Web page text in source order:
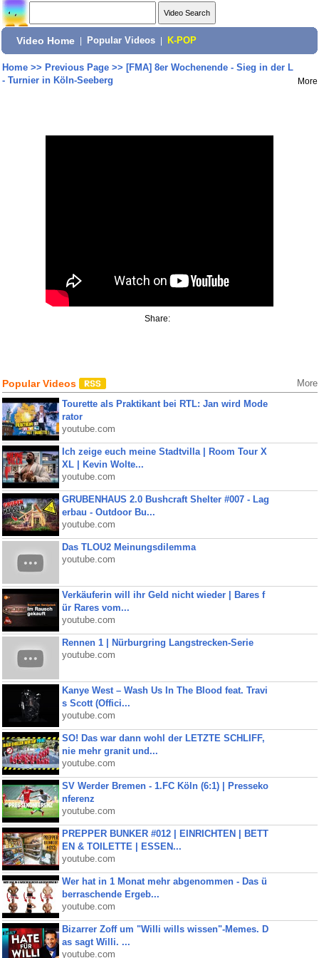
Video Home Popular Videos K-POP
Home>> Previous Page>> [FMA] 8er Wochenende - Sieg in der L
- Turnier in Köln-Seeberg
More
Share:
Popular Videos More
Tourette als Praktikant bei RTL: Jan wird Mode
rator
youtube.com
Ich zeige euch meine Stadtvilla | Room Tour X
XL | Kevin Wolte...
youtube.com
GRUBENHAUS 2.0 Bushcraft Shelter #007 - Lag
erbau - Outdoor Bu...
youtube.com
Das TLOU2 Meinungsdilemma
youtube.com
Verkäuferin will ihr Geld nicht wieder | Bares f
ür Rares vom...
youtube.com
Rennen 1 | Nürburgring Langstrecken-Serie
youtube.com
Kanye West – Wash Us In The Blood feat. Travi
s Scott (Offici...
youtube.com
SO! Das war dann wohl der LETZTE SCHLIFF,
nie mehr granit und...
youtube.com
SV Werder Bremen - 1.FC Köln (6:1) | Presseko
nferenz
youtube.com
PREPPER BUNKER #012 | EINRICHTEN | BETT
EN & TOILETTE | ESSEN...
youtube.com
Wer hat in 1 Monat mehr abgenommen - Das ü
berraschende Ergeb...
youtube.com
Bizarrer Zoff um "Willi wills wissen"-Memes. D
as sagt Willi. ...
youtube.com